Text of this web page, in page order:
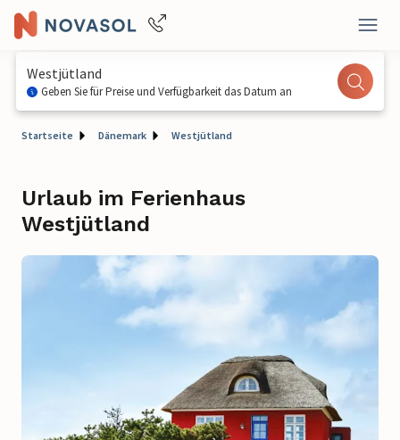
Westjütland
Geben Sie für Preise und Verfügbarkeit das Datum an
Startseite Dänemark Westjütland
Urlaub im Ferienhaus
Westjütland